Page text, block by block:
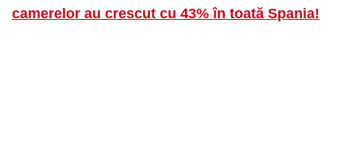
camerelor au crescut cu 43% în toată Spania!